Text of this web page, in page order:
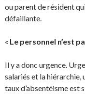
ou parent de résident
défaillante.
« Le personnel n’est
Il y a donc urgence.
salariés et la hiérarchie,
taux d’absentéisme est